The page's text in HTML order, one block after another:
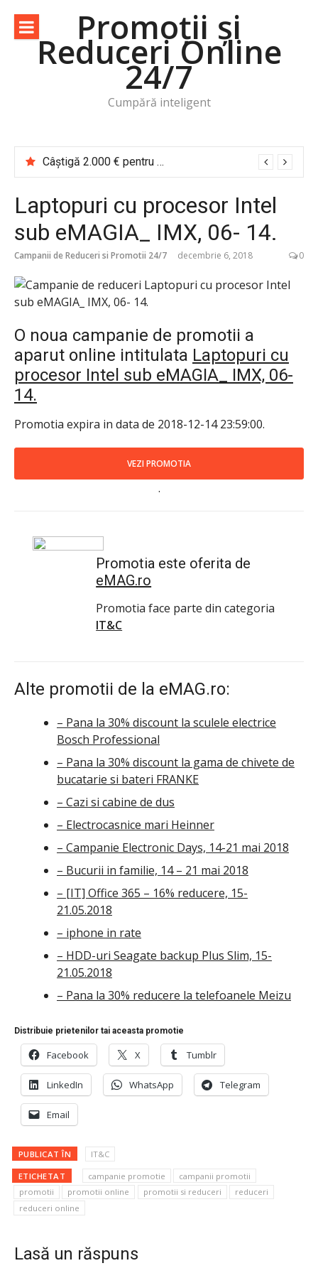
conținut
Promoții și
Reduceri Online
24/7
Cumpără inteligent
Câștigă 2.000 € pentru o vacanță de cititor Cărțile te trimit în călătorie
Laptopuri cu procesor Intel
sub eMAGIA_ IMX, 06- 14.
Campanii de Reduceri si Promotii 24/7 decembrie 6, 2018 0
O noua campanie de promotii a
aparut online intitulata Laptopuri cu
procesor Intel sub eMAGIA_ IMX, 06-
14.
Promotia expira in data de 2018-12-14 23:59:00.
VEZI PROMOTIA
.
Promotia este oferita de
eMAG.ro
Promotia face parte din categoria
IT&C
Alte promotii de la eMAG.ro:
– Pana la 30% discount la sculele electrice
Bosch Professional
– Pana la 30% discount la gama de chivete de
bucatarie si bateri FRANKE
– Cazi si cabine de dus
– Electrocasnice mari Heinner
– Campanie Electronic Days, 14-21 mai 2018
– Bucurii in familie, 14 – 21 mai 2018
– [IT] Office 365 – 16% reducere, 15-
21.05.2018
– iphone in rate
– HDD-uri Seagate backup Plus Slim, 15-
21.05.2018
– Pana la 30% reducere la telefoanele Meizu
Distribuie prietenilor tai aceasta promotie
Facebook X Tumblr
LinkedIn WhatsApp Telegram
Email
PUBLICAT ÎN IT&C
ETICHETAT campanie promotie
campanii promotii
promotii
promotii online promotii si reduceri
reduceri
reduceri online
Lasă un răspuns